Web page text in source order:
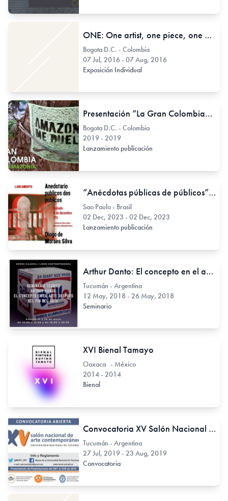
ONE: One artist, one piece, one month // Jesús Cataño
Bogota D.C. - Colombia
07 Jul, 2016 - 07 Aug, 2016
Exposición Individual
Presentación “La Gran Colombia” suplemento Amazonía
Bogota D.C. - Colombia
2019 - 2019
Lanzamiento publicación
“Anécdotas públicas de públicos” De Diogo de Moraes Silva
Sao Paulo - Brasil
02 Dec, 2023 - 02 Dec, 2023
Lanzamiento publicación
Arthur Danto: El concepto en el arte, después del fin del arte.
Tucumán - Argentina
12 May, 2018 - 26 May, 2018
Seminario
XVI Bienal Tamayo
Oaxaca - México
2014 - 2014
Bienal
Convocatoria XV Salón Nacional de Arte Contemporáneo
Tucumán - Argentina
27 Jul, 2019 - 23 Aug, 2019
Convocatoria